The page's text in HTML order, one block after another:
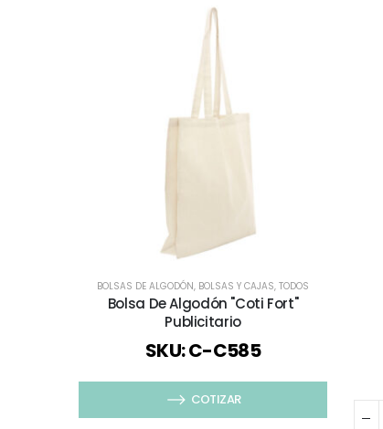
BOLSAS DE ALGODÓN, BOLSAS Y CAJAS, TODOS
Bolsa De Algodón "Coti Fort"
Publicitario
SKU: C-C585
COTIZAR